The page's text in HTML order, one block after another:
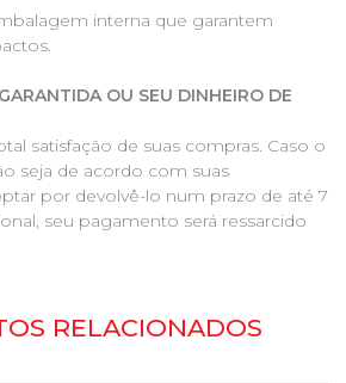
interna que garantem
OU SEU DINHEIRO DE
satisfação de suas compras. Caso o
seja de acordo com suas
por devolvê-lo num prazo de até 7
seu pagamento será ressarcido
RELACIONADOS